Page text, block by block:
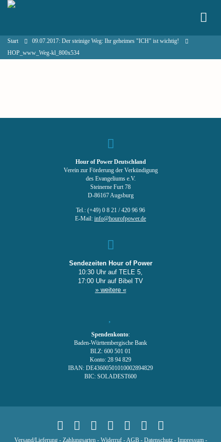
Start
09.07.2017: Der steinige Weg: Ihr geheimes "ICH" ist wichtig!
HOP_www_Weg-kl_800x534
Hour of Power Deutschland
Verein zur Förderung der Verkündigung
des Evangeliums e.V.
Steinerne Furt 78
D-86167 Augsburg
Tel.: (+49) 0 8 21 / 420 96 96
E-Mail: info@hourofpower.de
Sendezeiten Hour of Power
10:30 Uhr auf TELE 5,
17:00 Uhr auf Bibel TV
» weitere «
Spendenkonto:
Baden-Württembergische Bank
BLZ: 600 501 01
Konto: 28 94 829
IBAN: DE43600501010002894829
BIC: SOLADEST600
Versand/Lieferung- Zahlungsarten- Widerruf-AGB- Datenschutz- Impressum-